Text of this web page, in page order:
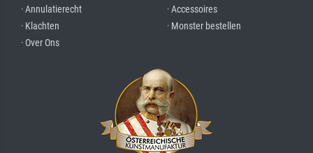
· Annulatierecht
· Klachten
· Over Ons
· Accessoires
· Monster bestellen